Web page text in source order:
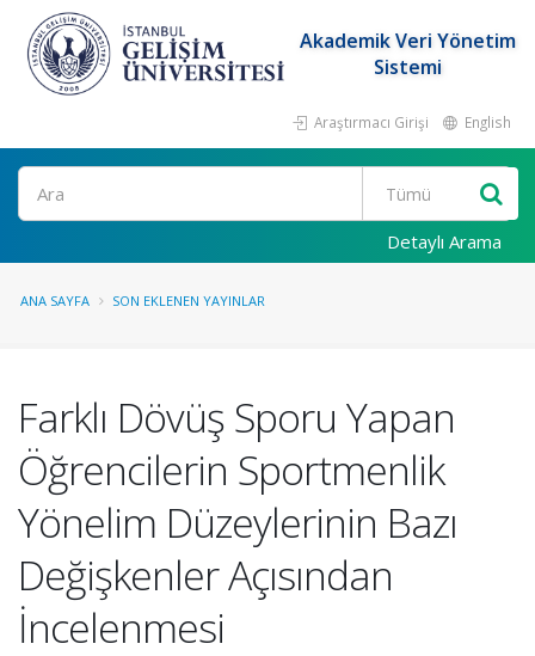
Akademik Veri Yönetim
Sistemi
Araştırmacı Girişi English
Ara
Detaylı Arama
ANA SAYFA SON EKLENEN YAYINLAR
Farklı Dövüş Sporu Yapan
Öğrencilerin Sportmenlik
Yönelim Düzeylerinin Bazı
Değişkenler Açısından
İncelenmesi